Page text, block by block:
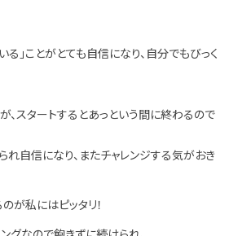
る」ことがとても自信になり、自分でもびっく
、スタートするとあっという間に終わるので
自信になり、またチャレンジする気がおき
が私にはピッタリ！